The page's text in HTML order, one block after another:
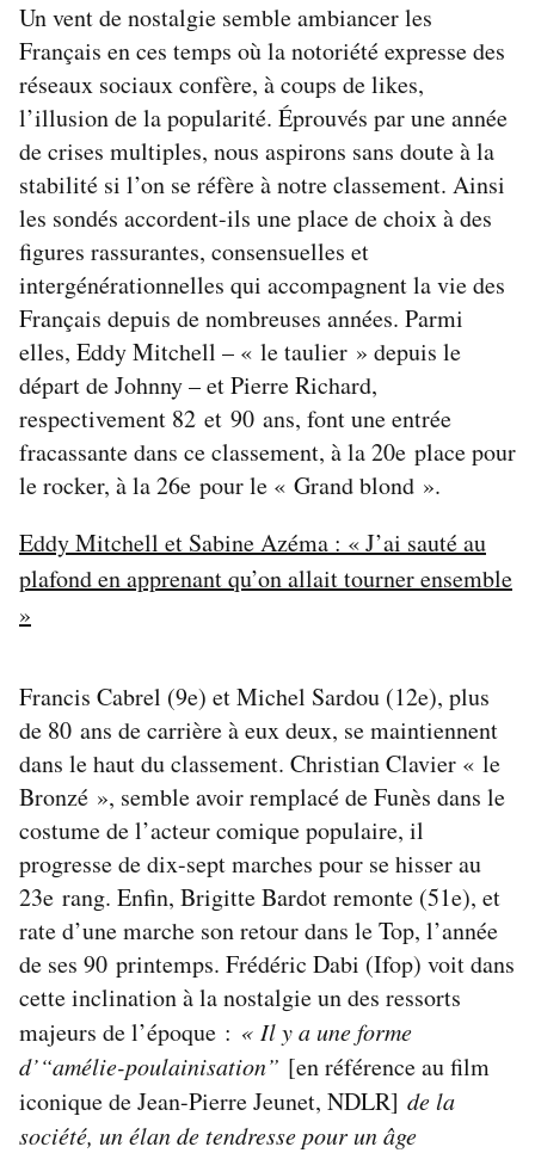
Un vent de nostalgie semble ambiancer les
Français en ces temps où la notoriété expresse des
réseaux sociaux confère, à coups de likes,
l’illusion de la popularité. Éprouvés par une année
de crises multiples, nous aspirons sans doute à la
stabilité si l’on se réfère à notre classement. Ainsi
les sondés accordent-ils une place de choix à des
figures rassurantes, consensuelles et
intergénérationnelles qui accompagnent la vie des
Français depuis de nombreuses années. Parmi
elles, Eddy Mitchell – « le taulier » depuis le
départ de Johnny – et Pierre Richard,
respectivement 82 et 90 ans, font une entrée
fracassante dans ce classement, à la 20e place pour
le rocker, à la 26e pour le « Grand blond ».
Eddy Mitchell et Sabine Azéma : « J’ai sauté au
plafond en apprenant qu’on allait tourner ensemble
»
Francis Cabrel (9e) et Michel Sardou (12e), plus
de 80 ans de carrière à eux deux, se maintiennent
dans le haut du classement. Christian Clavier « le
Bronzé », semble avoir remplacé de Funès dans le
costume de l’acteur comique populaire, il
progresse de dix-sept marches pour se hisser au
23e rang. Enfin, Brigitte Bardot remonte (51e), et
rate d’une marche son retour dans le Top, l’année
de ses 90 printemps. Frédéric Dabi (Ifop) voit dans
cette inclination à la nostalgie un des ressorts
majeurs de l’époque : « Il y a une forme
d’“amélie-poulainisation” [en référence au film
iconique de Jean-Pierre Jeunet, NDLR] de la
société, un élan de tendresse pour un âge